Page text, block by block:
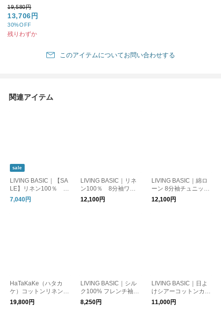
19,580円
13,706円
30%OFF
残りわずか
このアイテムについてお問い合わせする
関連アイテム
sale
LIVING BASIC｜【SA
LE】リネン100％ ポ
ケットTブラウス トッ
プス ギフト お出かけ
7,040円
LIVING BASIC｜リネ
ン100％ 8分袖ワイ
ドブラウス トップス
ギフト 春夏 綿100%
12,100円
LIVING BASIC｜綿ロ
ーン 8分袖チュニック
ブラウス トップス
ギフト 春夏 綿100%
12,100円
HaTaKaKe（ハタカ
ケ）コットンリネン
ワイドブラウス 春夏
ギフト 新生活
19,800円
LIVING BASIC｜シル
ク100% フレンチ袖ニ
ット Tシャツ トップス
日本製
8,250円
LIVING BASIC｜日よ
けシアーコットンカー
ディガン トップス ギ
フト 春夏秋 コンパク
11,000円